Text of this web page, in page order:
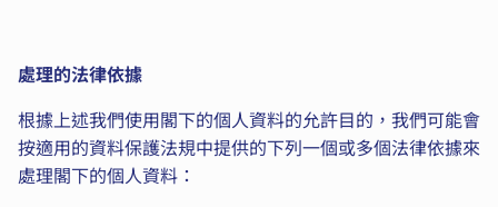
處理的法律依據
根據上述我們使用閣下的個人資料的允許目的，我們可能會
按適用的資料保護法規中提供的下列一個或多個法律依據來
處理閣下的個人資料：